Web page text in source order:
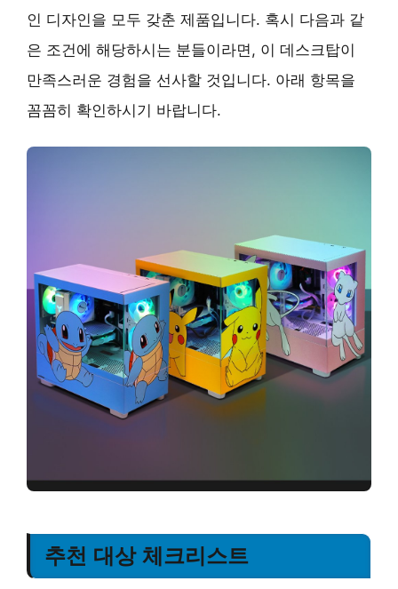
인 디자인을 모두 갖춘 제품입니다. 혹시 다음과 같
은 조건에 해당하시는 분들이라면, 이 데스크탑이
만족스러운 경험을 선사할 것입니다. 아래 항목을
꼼꼼히 확인하시기 바랍니다.
추천 대상 체크리스트